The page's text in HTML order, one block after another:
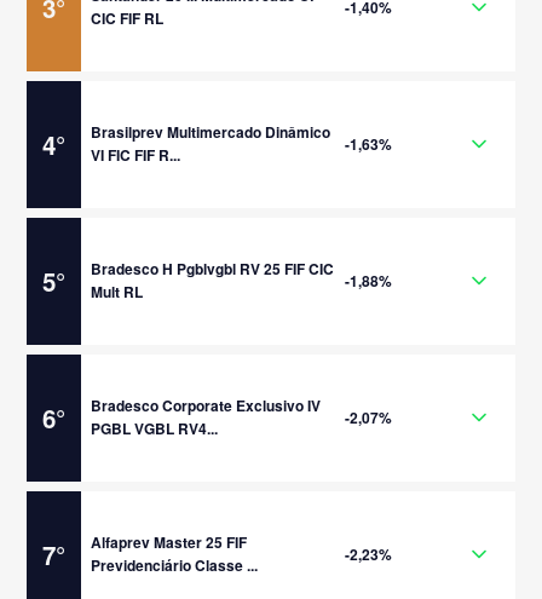
3°
CIC FIF RL
-1,40%
4°
Brasilprev Multimercado Dinâmico
VI FIC FIF R...
-1,63%
5°
Bradesco H Pgblvgbl RV 25 FIF CIC
Mult RL
-1,88%
6°
Bradesco Corporate Exclusivo IV
PGBL VGBL RV4...
-2,07%
7°
Alfaprev Master 25 FIF
Previdenciário Classe ...
-2,23%